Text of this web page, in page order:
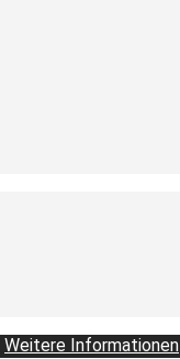
Weitere Informationen